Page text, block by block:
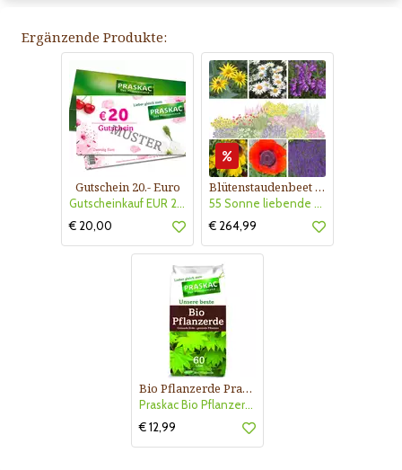
Ergänzende Produkte:
Gutschein 20.- Euro
Gutscheinkauf EUR 20.-
€ 20,00
Blütenstaudenbeet Kollektion Nr. 504
55 Sonne liebende Stauden für 6 m² Beet mit Pflanzplan
€ 264,99
Bio Pflanzerde Praskac
Praskac Bio Pflanzerde
€ 12,99